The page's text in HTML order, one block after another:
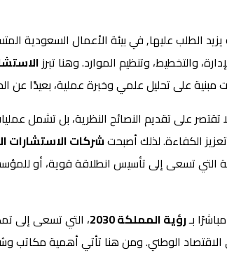
الطلب عليها, في بيئة الأعمال السعودية
والتخطيط، وتنظيم الموارد. وهنا تبرز
مبنية على تحليل علمي وخبرة عملية، بعيدًا عن
تقتصر على تقديم النصائح النظرية، بل تشمل
الكفاءة. لذلك أصبحتشركات الاستشارات
التي تسعى إلى تأسيس انطلاقة قوية، أو
بـرؤية المملكة 2030
، التي تسعى إلى
الوطني. ومن هنا تأتي أهمية مكاتب